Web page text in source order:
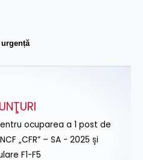
ocuparea a 1 post de
„CFR” – SA - 2025 și
F1-F5